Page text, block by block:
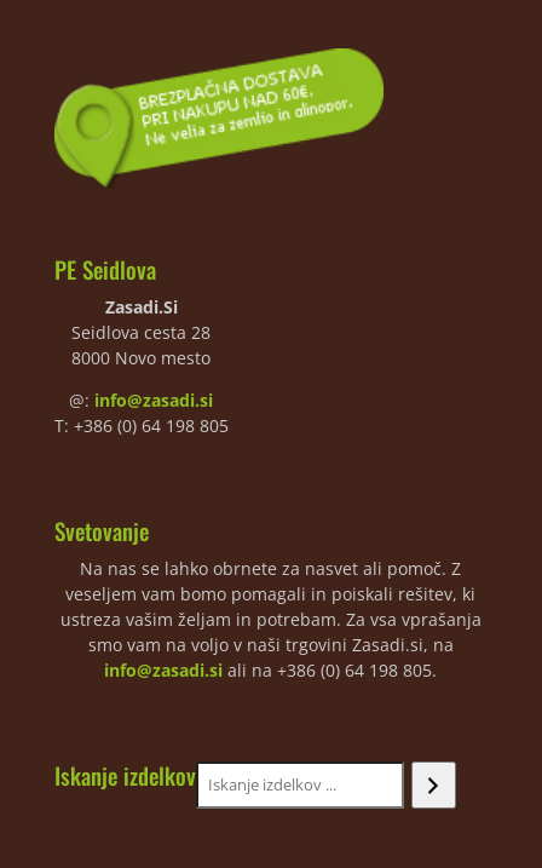
PE Seidlova
Zasadi.Si
Seidlova cesta 28
8000 Novo mesto
@: info@zasadi.si
T: +386 (0) 64 198 805
Svetovanje
Na nas se lahko obrnete za nasvet ali pomoč. Z
veseljem vam bomo pomagali in poiskali rešitev, ki
ustreza vašim željam in potrebam. Za vsa vprašanja
smo vam na voljo v naši trgovini Zasadi.si, na
info@zasadi.si ali na +386 (0) 64 198 805.
Iskanje izdelkov